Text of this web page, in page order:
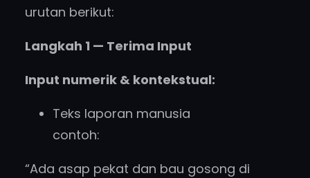
urutan berikut:
Langkah 1 — Terima Input
Input numerik & kontekstual:
Teks laporan manusia
contoh:
“Ada asap pekat dan bau gosong di